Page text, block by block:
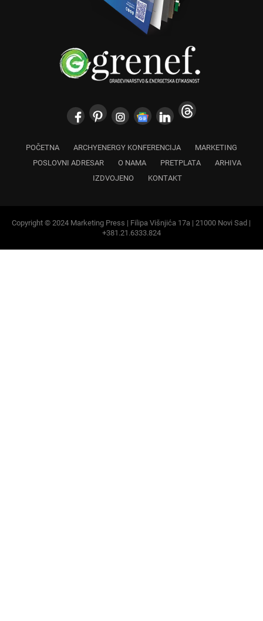
POČETNA ARCHYENERGY KONFERENCIJA
MARKETING
POSLOVNI ADRESAR
O NAMA PRETPLATA
ARHIVA
IZDVOJENO
KONTAKT
Copyright © 2024 Marketing Press | Filipa Višnjića 17a | 21000 Novi Sad |
+381.21.6333.824